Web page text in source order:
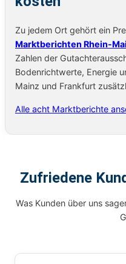
Zu jedem Ort gehört ein
Marktberichten Rhein-
Zahlen der
Bodenrichtwerte, Energie
Mainz und Frankfurt
Alle acht Marktberichte
Zufriedene
Was Kunden über uns